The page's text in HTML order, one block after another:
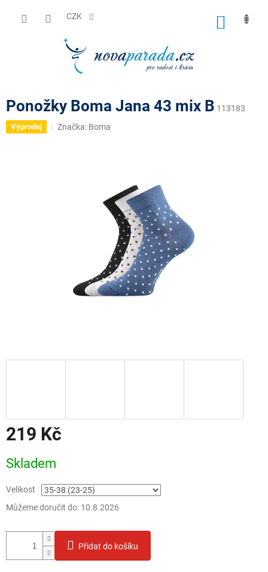
CZK
Ponožky Boma Jana 43 mix B 113183
Výprodej Značka: Boma
219 Kč
cena:
Skladem
Velikost
Můžeme doručit do: 10.8.2026
Přidat do košíku